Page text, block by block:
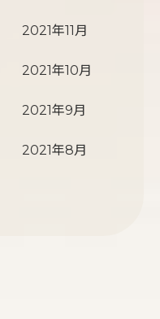
2021年11月
2021年10月
2021年9月
2021年8月